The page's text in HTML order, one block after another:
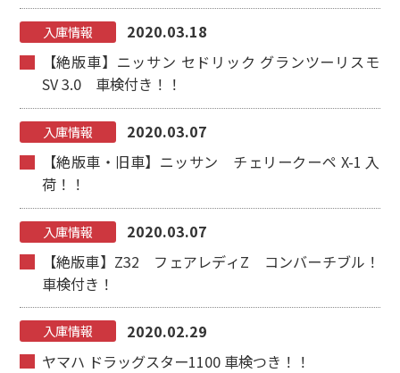
入庫情報
2020.03.18
【絶版車】ニッサン セドリック グランツーリスモ
SV 3.0 車検付き！！
入庫情報
2020.03.07
【絶版車・旧車】ニッサン チェリークーペ X-1 入
荷！！
入庫情報
2020.03.07
【絶版車】Z32 フェアレディZ コンバーチブル！
車検付き！
入庫情報
2020.02.29
ヤマハ ドラッグスター1100 車検つき！！